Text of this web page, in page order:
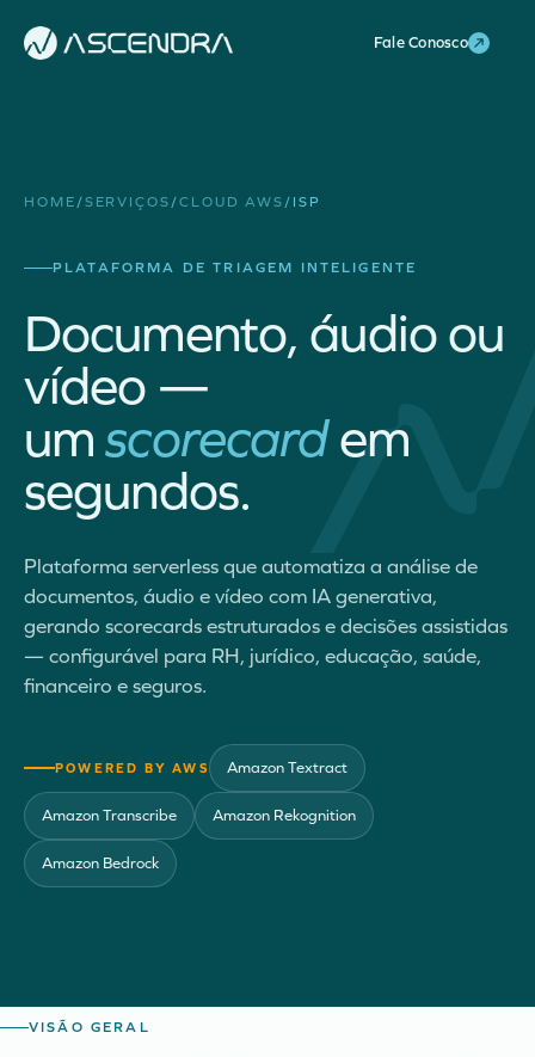
Fale Conosco
HOME /SERVIÇOS /CLOUD AWS / ISP
PLATAFORMA DE TRIAGEM INTELIGENTE
Documento, áudio ou
vídeo —
umscorecardem
segundos.
Plataforma serverless que automatiza a análise de
documentos, áudio e vídeo com IA generativa,
gerando scorecards estruturados e decisões assistidas
— configurável para RH, jurídico, educação, saúde,
financeiro e seguros.
POWERED BY AWS Amazon Textract
Amazon Transcribe Amazon Rekognition
Amazon Bedrock
VISÃO GERAL